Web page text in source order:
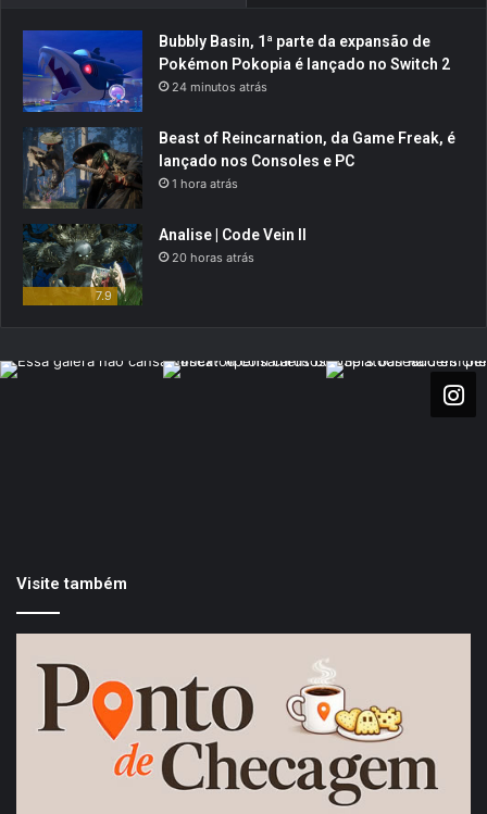
Bubbly Basin, 1ª parte da expansão de
Pokémon Pokopia é lançado no Switch 2
24 minutos atrás
Beast of Reincarnation, da Game Freak, é
lançado nos Consoles e PC
1 hora atrás
7.9
Analise | Code Vein II
20 horas atrás
Visite também